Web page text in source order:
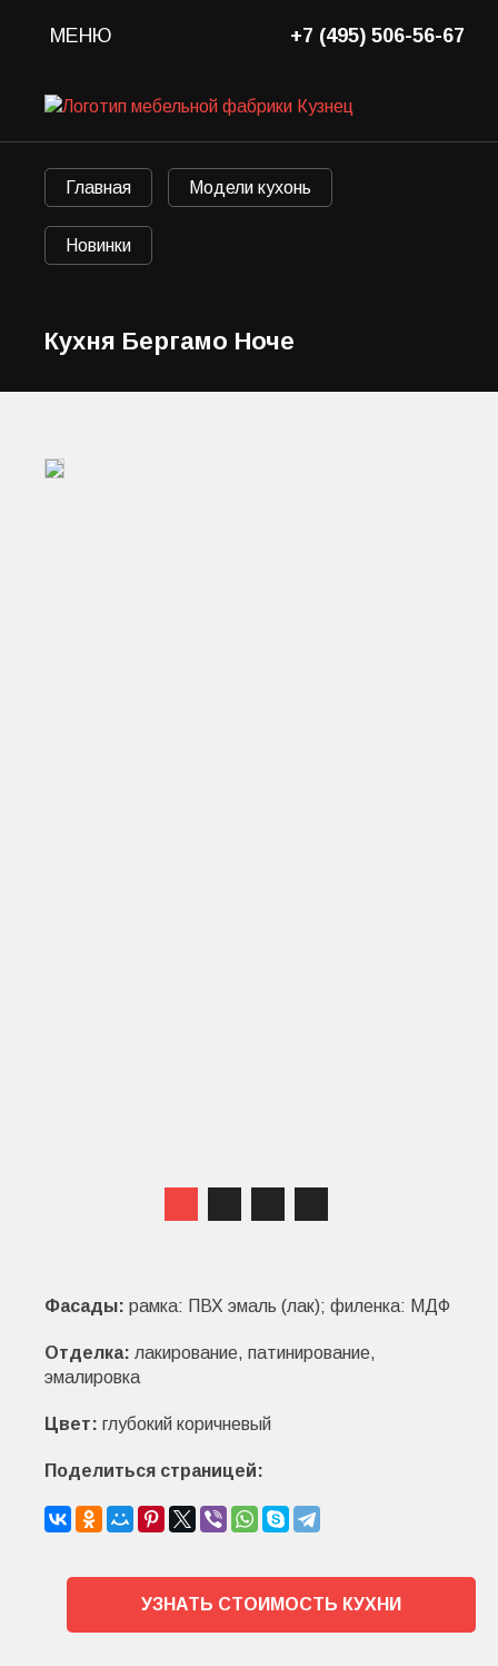
МЕНЮ +7 (495) 506-56-67
Главная Модели кухонь
Новинки
Кухня Бергамо Ноче
Фасады: рамка: ПВХ эмаль (лак); филенка: МДФ
Отделка: лакирование, патинирование,
эмалировка
Цвет: глубокий коричневый
Поделиться страницей:
УЗНАТЬ СТОИМОСТЬ КУХНИ